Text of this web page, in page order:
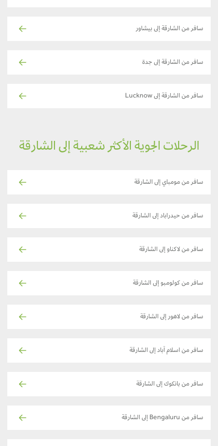
سافر من الشارقة إلى بيشاور
سافر من الشارقة إلى جدة
سافر من الشارقة إلى Lucknow
الرحلات الجوية الأكثر شعبية إلى الشارقة
سافر من مومباي إلى الشارقة
سافر من حيدراباد إلى الشارقة
سافر من لاكناو إلى الشارقة
سافر من كولومبو إلى الشارقة
سافر من لاهور إلى الشارقة
سافر من اسلام آباد إلى الشارقة
سافر من بانكوك إلى الشارقة
سافر من Bengaluru إلى الشارقة